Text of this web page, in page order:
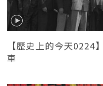
【歷史上的今天0224
車